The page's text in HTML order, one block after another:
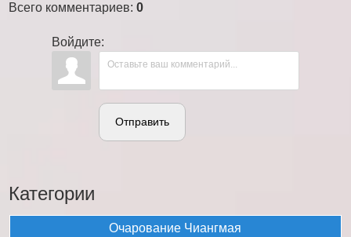
Всего комментариев: 0
Войдите:
Отправить
Категории
Очарование Чиангмая